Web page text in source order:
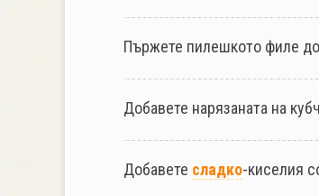
Пържете пилешкото филе
Добавете нарязаната на
Добавете сладко-киселия